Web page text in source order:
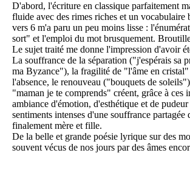
D'abord, l'écriture en classique parfaitement
fluide avec des rimes riches et un vocabulaire
vers 6 m'a paru un peu moins lisse :
sort" et l'emploi du mot brusquement.
Le sujet traité me donne l'impression d'avoir
La souffrance de la séparation ("j'espérais sa
ma Byzance"), la fragilité de "l'âme en cristal"
l'absence, le renouveau ("bouquets de
"maman je te comprends" créent, grâce à ces
ambiance d'émotion, d'esthétique et de
sentiments intenses d'une souffrance partagée
finalement mère et fille.
De la belle et grande poésie lyrique sur des
souvent vécus de nos jours par des âmes